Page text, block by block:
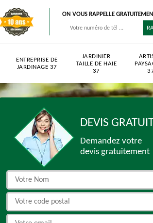
ON VOUS RAPPELLE
ENTREPRISE DE
JARDINAGE 37
JARDINIER
TAILLE DE HAIE
37
DEVIS
Demandez votre
devis gratuitement